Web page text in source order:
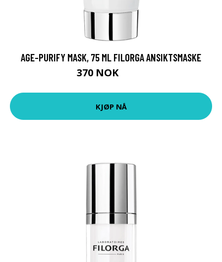
AGE-PURIFY MASK, 75 ML FILORGA ANSIKTSMASKE
370 NOK
KJØP NÅ